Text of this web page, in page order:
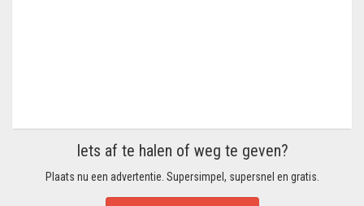
Iets af te halen of weg te geven?
Plaats nu een advertentie. Supersimpel, supersnel en gratis.